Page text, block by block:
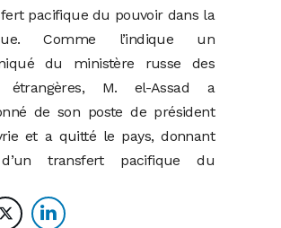
pacifique du pouvoir dans la
Comme l’indique un
du ministère russe des
étrangères, M. el-Assad a
de son poste de président
et a quitté le pays, donnant
d’un transfert pacifique du